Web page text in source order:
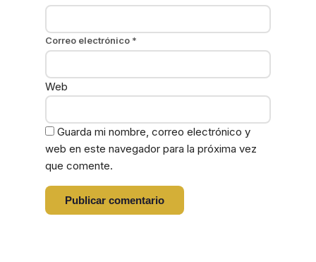
Correo electrónico *
Web
Guarda mi nombre, correo electrónico y
web en este navegador para la próxima vez
que comente.